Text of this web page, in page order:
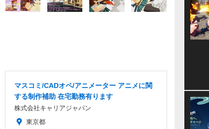
マスコミ/CADオペ/アニメーター アニメに関
する制作補助 在宅勤務有ります
株式会社キャリアジャパン
東京都